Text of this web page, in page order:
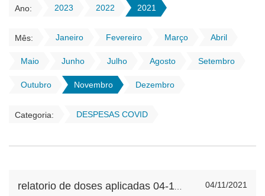
Ano: 2023 2022 2021
Mês: Janeiro Fevereiro Março Abril
Maio Junho Julho Agosto Setembro
Outubro Novembro Dezembro
Categoria: DESPESAS COVID
04/11/2021